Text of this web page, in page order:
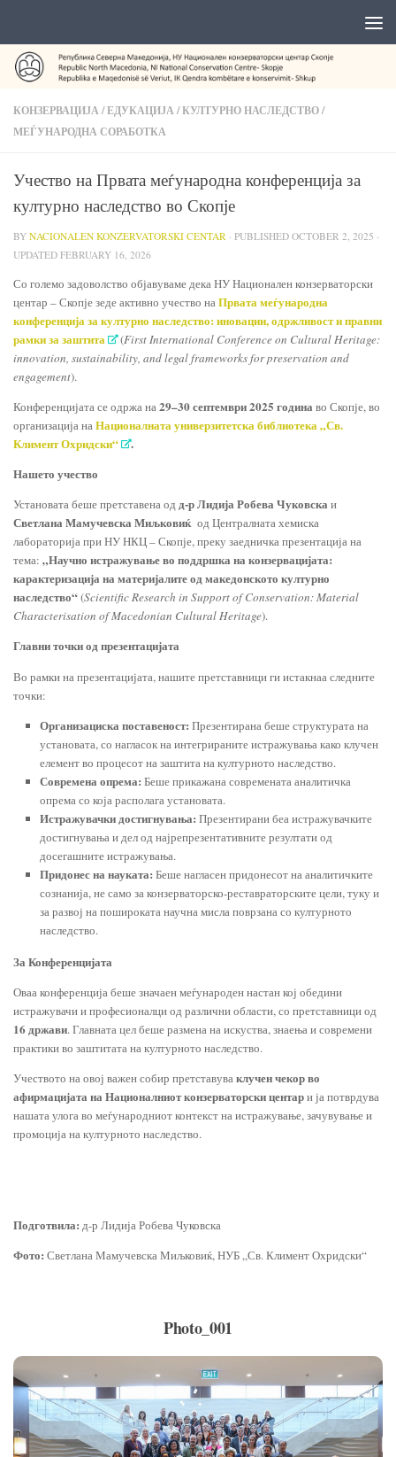
КОНЗЕРВАЦИЈА/ЕДУКАЦИЈА/КУЛТУРНО НАСЛЕДСТВО/
МЕЃУНАРОДНА СОРАБОТКА
Учество на Првата меѓународна конференција за
културно наследство во Скопје
BY NACIONALEN KONZERVATORSKI CENTAR · PUBLISHED OCTOBER 2, 2025 ·
UPDATED FEBRUARY 16, 2026
Со големо задоволство објавуваме дека НУ Национален конзерваторски
центар – Скопје зеде активно учество наПрвата меѓународна
конференција за културно наследство: иновации, одржливост и правни
рамки за заштита
(First International Conference on Cultural Heritage:
innovation, sustainability, and legal frameworks for preservation and
engagement).
Конференцијата се одржа на29–30 септември 2025 година во Скопје, во
организација наНационалната универзитетска библиотека „Св.
Климент Охридски“
.
Нашето учество
Установата беше претставена од д-р Лидија Робева Чуковска и
Светлана Мамучевска Миљковиќ од Централната хемиска
лабораторија при НУ НКЦ – Скопје, преку заедничка презентација на
тема: „Научно истражување во поддршка на конзервацијата:
карактеризација на материјалите од македонското културно
наследство“(Scientific Research in Support of Conservation: Material
Characterisation of Macedonian Cultural Heritage).
Главни точки од презентацијата
Во рамки на презентацијата, нашите претставници ги истакнаа следните
точки:
Организациска поставеност: Презентирана беше структурата на
установата, со нагласок на интегрираните истражувања како клучен
елемент во процесот на заштита на културното наследство.
Современа опрема: Беше прикажана современата аналитичка
опрема со која располага установата.
Истражувачки достигнувања: Презентирани беа истражувачките
достигнувања и дел од најрепрезентативните резултати од
досегашните истражувања.
Придонес на науката: Беше нагласен придонесот на аналитичките
сознанија, не само за конзерваторско-реставраторските цели, туку и
за развој на пошироката научна мисла поврзана со културното
наследство.
За Конференцијата
Оваа конференција беше значаен меѓународен настан кој обедини
истражувачи и професионалци од различни области, со претставници од
16 држави. Главната цел беше размена на искуства, знаења и современи
практики во заштитата на културното наследство.
Учеството на овој важен собир претставуваклучен чекор во
афирмацијата на Националниот конзерваторски центари ја потврдува
нашата улога во меѓународниот контекст на истражување, зачувување и
промоција на културното наследство.
Подготвила: д-р Лидија Робева Чуковска
Фото: Светлана Мамучевска Миљковиќ, НУБ „Св. Климент Охридски“
Photo_001